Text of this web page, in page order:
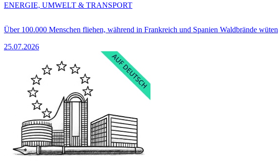
Über 100.000 Menschen fliehen, während in Frankreich und Spanien Waldbrände wüten
25.07.2026
ENERGIE, UMWELT & TRANSPORT